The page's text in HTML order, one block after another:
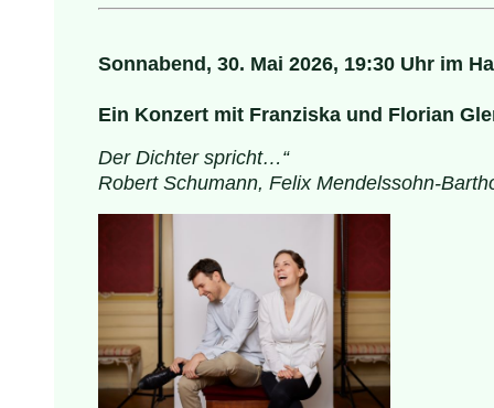
Sonnabend, 30. Mai 2026, 19:30 Uhr im
Ein Konzert mit Franziska und Florian
Der Dichter spricht…“
Robert Schumann, Felix Mendelssohn-